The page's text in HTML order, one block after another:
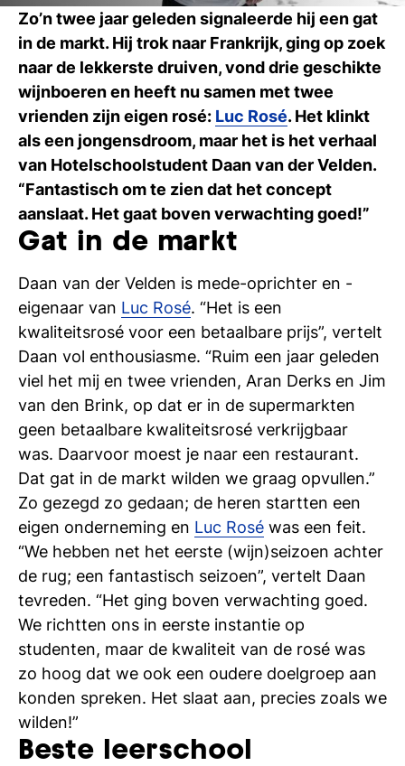
Zo’n twee jaar geleden signaleerde hij een gat
in de markt. Hij trok naar Frankrijk, ging op zoek
naar de lekkerste druiven, vond drie geschikte
wijnboeren en heeft nu samen met twee
vrienden zijn eigen rosé: Luc Rosé. Het klinkt
als een jongensdroom, maar het is het verhaal
van Hotelschoolstudent Daan van der Velden.
“Fantastisch om te zien dat het concept
aanslaat. Het gaat boven verwachting goed!”
Gat in de markt
Daan van der Velden is mede-oprichter en -
eigenaar van Luc Rosé. “Het is een
kwaliteitsrosé voor een betaalbare prijs”, vertelt
Daan vol enthousiasme. “Ruim een jaar geleden
viel het mij en twee vrienden, Aran Derks en Jim
van den Brink, op dat er in de supermarkten
geen betaalbare kwaliteitsrosé verkrijgbaar
was. Daarvoor moest je naar een restaurant.
Dat gat in de markt wilden we graag opvullen.”
Zo gezegd zo gedaan; de heren startten een
eigen onderneming en Luc Rosé was een feit.
“We hebben net het eerste (wijn)seizoen achter
de rug; een fantastisch seizoen”, vertelt Daan
tevreden. “Het ging boven verwachting goed.
We richtten ons in eerste instantie op
studenten, maar de kwaliteit van de rosé was
zo hoog dat we ook een oudere doelgroep aan
konden spreken. Het slaat aan, precies zoals we
wilden!”
Beste leerschool